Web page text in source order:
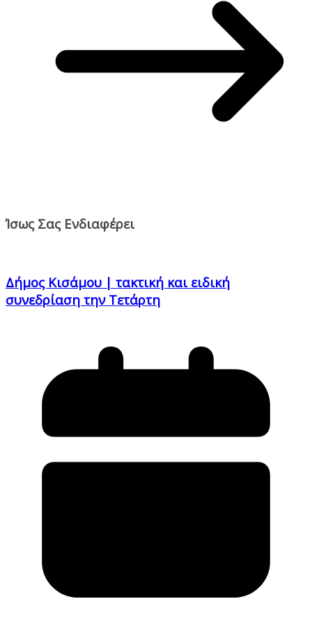
Ίσως Σας Ενδιαφέρει
Δήμος Κισάμου | τακτική και ειδική
συνεδρίαση την Τετάρτη